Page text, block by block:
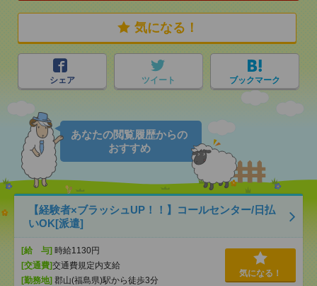
気になる！
シェア ツイート ブックマーク
あなたの閲覧履歴からの
おすすめ
【経験者×ブラッシュUP！！】コールセンター/日払
いOK[派遣]
[給 与] 時給1130円
[交通費]交通費規定内支給
[勤務地] 郡山(福島県)駅から徒歩3分
気になる！